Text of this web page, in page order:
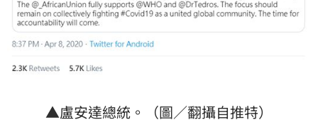
▲盧安達總統。（圖／翻攝自推特）